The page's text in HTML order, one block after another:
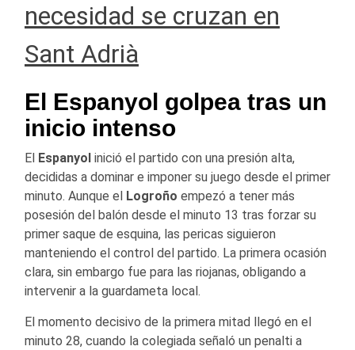
necesidad se cruzan en
Sant Adrià
El Espanyol golpea tras un
inicio intenso
El Espanyol inició el partido con una presión alta,
decididas a dominar e imponer su juego desde el primer
minuto. Aunque el Logroño empezó a tener más
posesión del balón desde el minuto 13 tras forzar su
primer saque de esquina, las pericas siguieron
manteniendo el control del partido. La primera ocasión
clara, sin embargo fue para las riojanas, obligando a
intervenir a la guardameta local.
El momento decisivo de la primera mitad llegó en el
minuto 28, cuando la colegiada señaló un penalti a